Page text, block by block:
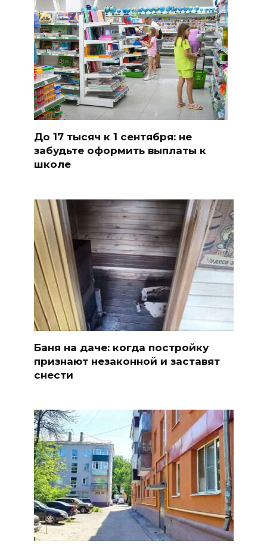
До 17 тысяч к 1 сентября: не
забудьте оформить выплаты к
школе
Баня на даче: когда постройку
признают незаконной и заставят
снести